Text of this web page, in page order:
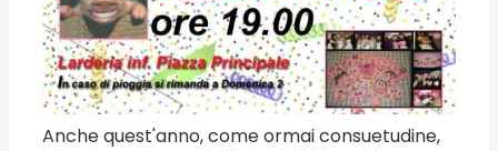
Anche quest'anno, come ormai consuetudine,